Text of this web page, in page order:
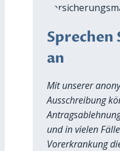
Sprechen
an
Mit unserer
Ausschreibung
und in vielen
Vorerkrankung